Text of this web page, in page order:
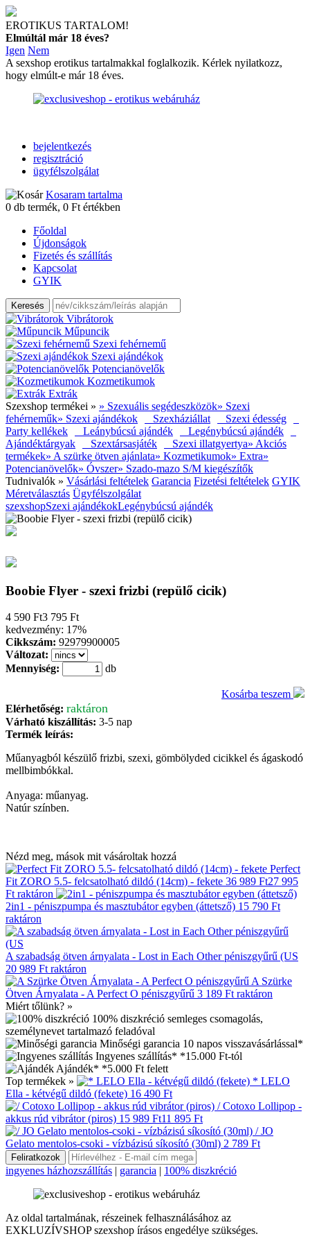
EROTIKUS TARTALOM!
Elmúltál már 18 éves?
Igen Nem
A sexshop erotikus tartalmakkal foglalkozik. Kérlek nyilatkozz,
hogy elmúlt-e már 18 éves.
bejelentkezés
regisztráció
ügyfélszolgálat
Kosaram tartalma
0 db termék, 0 Ft értékben
Főoldal
Újdonságok
Fizetés és szállítás
Kapcsolat
GYIK
Vibrátorok
Műpuncik
Szexi fehérnemű
Szexi ajándékok
Potencianövelők
Kozmetikumok
Extrák
Szexshop termékei » » Szexuális segédeszközök» Szexi
fehérneműk» Szexi ajándékok Szexháziállat
Szexi édesség
Party kellékek
Leánybúcsú ajándék
Legénybúcsú ajándék
Ajándéktárgyak
Szextársasjáték Szexi illatgyertya» Akciós
termékek» A szürke ötven ajánlata» Kozmetikumok» Extra»
Potencianövelők» Óvszer» Szado-mazo S/M kiegészítők
Tudnivalók » Vásárlási feltételek Garancia Fizetési feltételek GYIK
Méretválasztás Ügyfélszolgálat
szexshopSzexi ajándékokLegénybúcsú ajándék
Boobie Flyer - szexi frizbi (repülő cicik)
4 590 Ft3 795 Ft
kedvezmény: 17%
Cikkszám: 92979900005
Változat:
Mennyiség:
db
Kosárba teszem
Elérhetőség: raktáron
Várható kiszállítás: 3-5 nap
Termék leírás:
Műanyagból készülő frizbi, szexi, gömbölyded cicikkel és ágaskodó
mellbimbókkal.
Anyaga: műanyag.
Natúr színben.
Nézd meg, mások mit vásároltak hozzá
Perfect
Fit ZORO 5.5- felcsatolható dildó (14cm) - fekete 36 989 Ft27 995
Ft raktáron
2in1 - péniszpumpa és masztubátor egyben (áttetsző) 15 790 Ft
raktáron
A szabadság ötven árnyalata - Lost in Each Other péniszgyűrű (US
20 989 Ft raktáron
A Szürke
Ötven Árnyalata - A Perfect O péniszgyűrű 3 189 Ft raktáron
Miért tőlünk? »
100% diszkréció semleges csomagolás,
személynevet tartalmazó feladóval
Minőségi garancia 10 napos visszavásárlással*
Ingyenes szállítás* *15.000 Ft-tól
Ajándék* *5.000 Ft felett
Top termékek »
* LELO
Ella - kétvégű dildó (fekete) 16 490 Ft
/ Cotoxo Lollipop -
akkus rúd vibrátor (piros) 15 989 Ft11 895 Ft
/ JO
Gelato mentolos-csoki - vízbázisú síkosító (30ml) 2 789 Ft
ingyenes házhozszállítás | garancia | 100% diszkréció
Az oldal tartalmának, részeinek felhasználásához az
EXKLUZÍVSHOP szexshop írásos engedélye szükséges.